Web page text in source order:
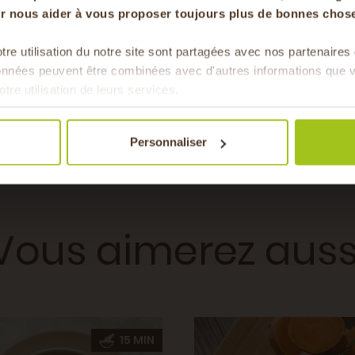
nous aider à vous proposer toujours plus de bonnes
utilisation du notre site sont partagées avec nos
peuvent être combinées avec d'autres informations que
utilisation de leurs services.
Personnaliser
Echalote
Hiver
Vegan
aimerez
15 MIN
Pour faire le plein chaque
&